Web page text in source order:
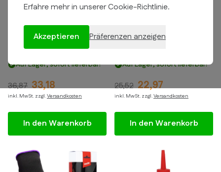
Erfahre mehr in unserer Cookie-Richtlinie.
Akzeptieren Präferenzen anzeigen
Cyclon Essential Pack All
Weather Lube
Auf Lager, sofort lieferbar!
33,18
36,87
inkl. MwSt. zzgl.Versandkosten
In den Warenkorb
CyclOn Speed Hub &
Auf Lager, sofort lieferbar!
22,97
25,52
inkl. MwSt. zzgl.Versandkosten
In den Warenkorb